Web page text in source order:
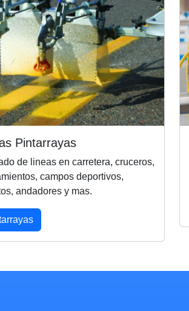
Pintarrayas
de lineas en carretera, cruceros,
campos deportivos,
andadores y mas.